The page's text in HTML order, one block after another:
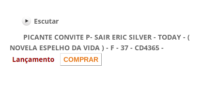
Escutar
PICANTE CONVITE P- SAIR ERIC SILVER - TODAY - (
NOVELA ESPELHO DA VIDA ) - F - 37 - CD4365 -